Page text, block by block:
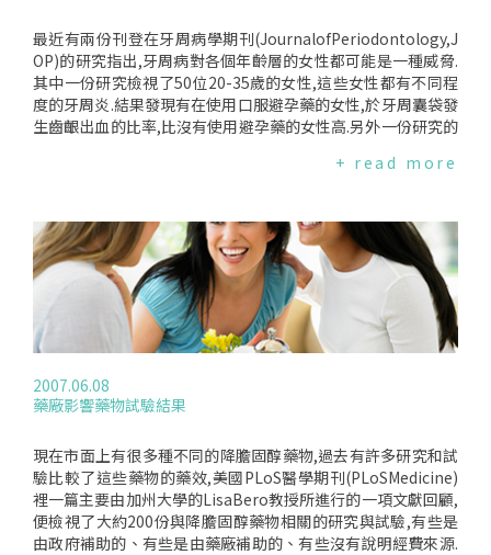
最近有兩份刊登在牙周病學期刊(JournalofPeriodontology,J
OP)的研究指出,牙周病對各個年齡層的女性都可能是一種威脅.
其中一份研究檢視了50位20-35歲的女性,這些女性都有不同程
度的牙周炎.結果發現有在使用口服避孕藥的女性,於牙周囊袋發
生齒齦出血的比率,比沒有使用避孕藥的女性高.另外一份研究的
骨質流失的關係.結果發現牙周病若不治療,會使牙齒的骨質流
質流失率較高；此外,研究也發現牙齒骨質流失和骨質疏鬆是有
相關性的,而過重的女性牙齒骨質流失的情形會較嚴重.年輕女性
可能會覺得牙周病是年老以後才會發生的疾病,但是,口腔疾病對
年輕女性來說也是會有影響的,年輕女性如果有在用藥,就應該要
注意到藥物有可能產生的影響,例如,口服避孕藥,就有可能會影
響到口腔健康,因此,在使用口服避孕藥前就應該要檢查是否有牙
法,牙周囊袋若只有1-2公釐且沒有牙齦出血的話,就不需要太擔
心；但是若深及3-4公釐的話,就必須要做治療性的洗牙,也就是
g).最後,研究人員表示,其實牙周病和骨質疏鬆間是有很多相關
的危險因子的,例如,年齡、抽菸與否、用藥狀態、一般健康狀態
等,因此,有關於更年期婦女的骨質疏鬆和牙周病的關係,還需要
更多的研究來證實.相關新聞:不要忽視牙周病！
+ read more
2007.06.08
藥廠影響藥物試驗結果
現在市面上有很多種不同的降膽固醇藥物,過去有許多研究和試
驗比較了這些藥物的藥效,美國PLoS醫學期刊(PLoSMedicine)
裡一篇主要由加州大學的LisaBero教授所進行的一項文獻回顧,
便檢視了大約200份與降膽固醇藥物相關的研究與試驗,有些是
由政府補助的、有些是由藥廠補助的、有些沒有說明經費來源.